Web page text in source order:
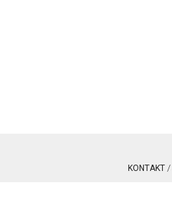
KONTAKT